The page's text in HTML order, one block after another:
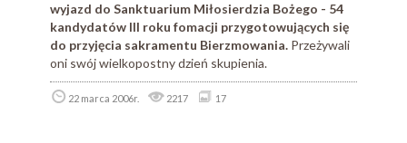
wyjazd do Sanktuarium Miłosierdzia Bożego - 54
kandydatów III roku fomacji przygotowujących się
do przyjęcia sakramentu Bierzmowania. Przeżywali
oni swój wielkopostny dzień skupienia.
22 marca 2006r. 2217 17